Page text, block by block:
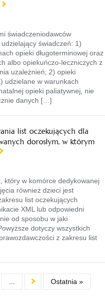
świadczeniodawców
świadczeń: 1)
opieki długoterminowej oraz
albo opiekuńczo-leczniczych z
uzależnień; 2) opieki
udzielane w warunkach
opieki paliatywnej, nie
danych […]
list oczekujących dla
dorosłym, w którym
który w komórce dedykowanej
również dzieci jest
list oczekujących
XML lub odpowiedni
od sposobu w jaki
dotyczy wszystkich
z zakresu list
Ostatnia »